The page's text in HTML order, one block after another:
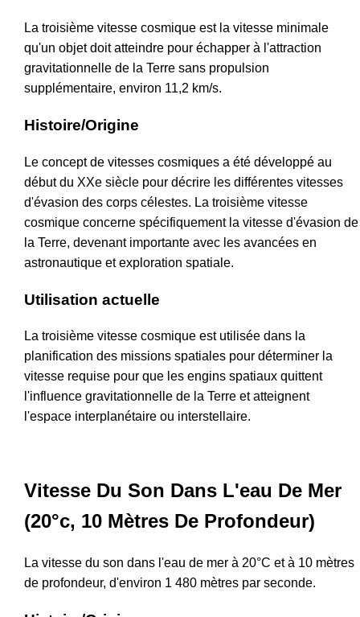
La troisième vitesse cosmique est la vitesse minimale
qu'un objet doit atteindre pour échapper à l'attraction
gravitationnelle de la Terre sans propulsion
supplémentaire, environ 11,2 km/s.
Histoire/Origine
Le concept de vitesses cosmiques a été développé au
début du XXe siècle pour décrire les différentes vitesses
d'évasion des corps célestes. La troisième vitesse
cosmique concerne spécifiquement la vitesse d'évasion de
la Terre, devenant importante avec les avancées en
astronautique et exploration spatiale.
Utilisation actuelle
La troisième vitesse cosmique est utilisée dans la
planification des missions spatiales pour déterminer la
vitesse requise pour que les engins spatiaux quittent
l'influence gravitationnelle de la Terre et atteignent
l'espace interplanétaire ou interstellaire.
Vitesse Du Son Dans L'eau De Mer
(20°c, 10 Mètres De Profondeur)
La vitesse du son dans l'eau de mer à 20°C et à 10 mètres
de profondeur, d'environ 1 480 mètres par seconde.